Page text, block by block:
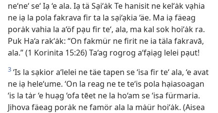
ne‘ne‘ se‘ Iạ ‘e ala. Iạ tä Sại‘ȧk Te hanisit ne kel‘ȧk vạhia
ne iạ la pola fakrava fir ta la sại‘ạkia ‘äe. Ma iạ fäeag
porȧk vahia la a‘öf pạu fir te‘, ala, ma kal sok hoi‘ȧk ra.
Puk Ha‘a rak‘ȧk: “On fakmür ne firit ne ia täla fakravā,
ala.” (1 Korinita 15:26) Ta‘ag rogrog a‘fạiạg lelei pạut!
3 ‘Is la sạkior a‘lelei ne täe tapen se ‘isa fir te‘ ala, ‘e avat
ne iạ hele‘ume. ‘On la reag ne te te‘is pola hạiasoagan
‘is la tȧr ‘e huạg ‘ofa tēet ne la ho‘am se ‘isa fürmaria.
Jihova fäeag porȧk ne famör ala la mȧür hoi‘ȧk. (Aisea